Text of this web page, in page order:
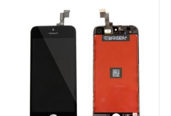
tactile + Outils